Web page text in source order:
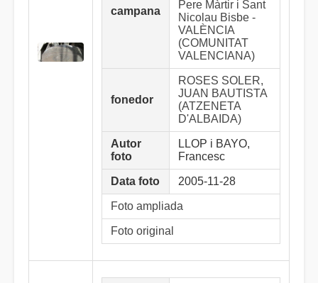
campana
Pere Màrtir i Sant
Nicolau Bisbe -
VALÈNCIA
(COMUNITAT
VALENCIANA)
fonedor
ROSES SOLER,
JUAN BAUTISTA
(ATZENETA
D'ALBAIDA)
Autor
foto
LLOP i BAYO,
Francesc
Data foto 2005-11-28
Foto ampliada
Foto original